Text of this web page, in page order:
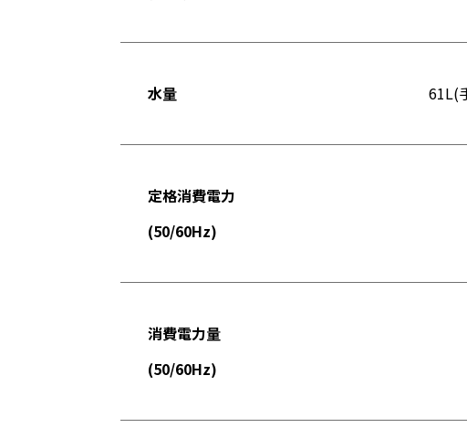
水量 61L(
定格消費電力
(50/60Hz)
消費電力量
(50/60Hz)